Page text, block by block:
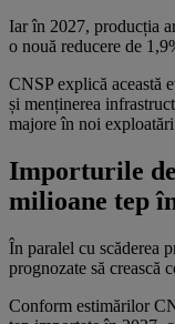
Iar în 2027, producția
o nouă reducere de
CNSP explică această
și menținerea
majore în noi
Importurile
milioane tep
În paralel cu scăderea
prognozate să crească
Conform estimărilor